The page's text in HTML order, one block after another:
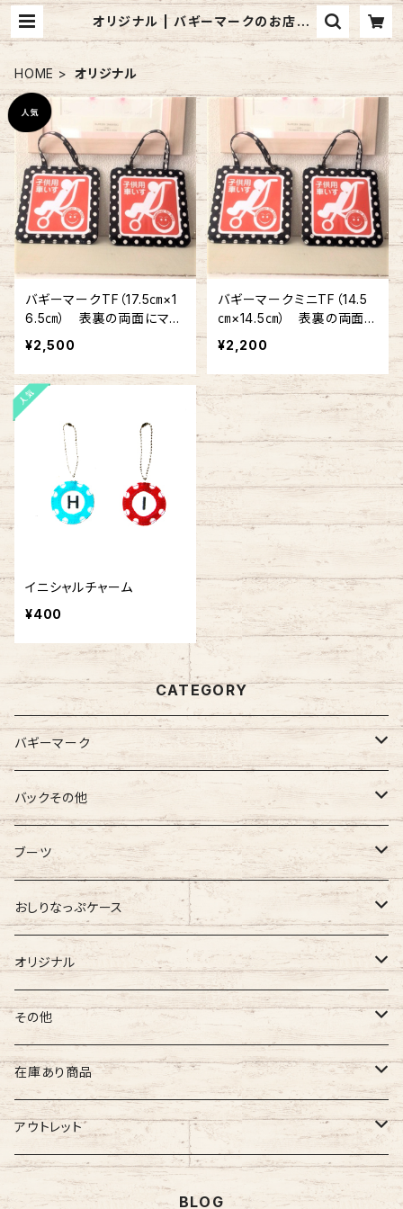
オリジナル | バギーマークのお店
mon mignon pêche
HOME オリジナル
バギーマークTF（17.5㎝×1
6.5㎝） 表裏の両面にマー
ク入り
¥2,500
バギーマークミニTF（14.5
㎝×14.5㎝） 表裏の両面に
マークが入っています
¥2,200
イニシャルチャーム
¥400
CATEGORY
バギーマーク
バギーマーク
バギーマーク
吸盤付バギーマーク
バギーマークミニ
両面マークいり
オリジナル
バギーマークミニ
吸盤バギーマーク
バギーマークミニ
両面バギーマーク
オリジナル
ぷちまる
みにまる
バギーマークプチ
バギーマークプチ ボールチェーン
バギーマークプチ ストラップ
オリジナル
ぷちまる
くるくるぷち
吸盤バギーマーク
バギーマークミニ
バギーマークプチ
吸盤バギーマーク
バギーマークナノ
オリジナル
ネズミ
くま
オリジナル
バギーマーク
バギーマークプチ
ステッカー
車用バキーマーク
バックその他
バギーポケット
バギーポケット レギュラー
バギーポケット 大
チャーム
バギーチャーム
イニシャルチャーム
診察ファイルバック
ブーツ
オリジナル
Sサイズ
Mサイズ
Lサイズ
XLサイズ
XXLサイズ
ブーツ
Sサイズ
XXLサイズ
Mサイズ
Lサイズ
おしりなっぷケース
おしりナップケース 縦型
おしりナップケース 横型
オリジナル
バギーマーク
バギーマークレギュラーサイズ
バギーマークミニ
バギーマークナノ
おしりナップケース
縦型ストラップ
横型ストラップ
その他
イニシャルチャーム
バッグその他
その他
ネームホルダー
nanoまる
chibi
在庫あり商品
バギーマーク
ミニサイズ
ティッシュケース
アウトレット
バギーマーク
BLOG